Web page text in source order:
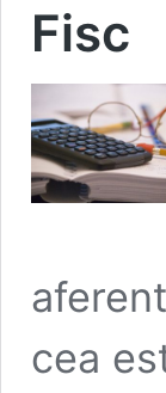
Fisc
cea